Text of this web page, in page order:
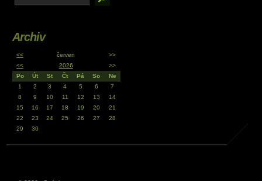
Archiv
<< červen
>>
<<
2026
>>
Po
Út St Čt Pá So
Ne
1
2 3 4 5 6
7
8
9 10 11 12 13
14
15
16 17 18 19 20
21
22
23 24 25 26 27
28
29
30